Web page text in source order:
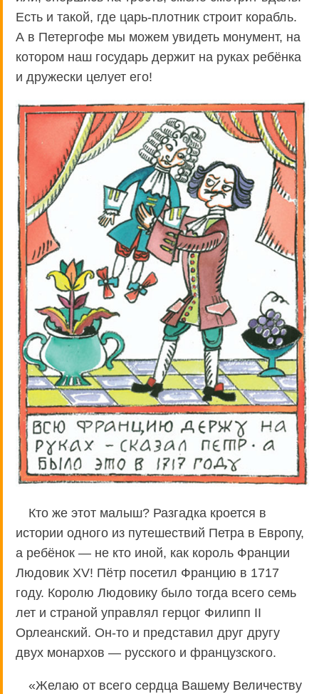
Есть и такой, где царь-плотник строит корабль.
А в Петергофе мы можем увидеть монумент, на
котором наш государь держит на руках ребёнка
и дружески целует его!
Кто же этот малыш? Разгадка кроется в
истории одного из путешествий Петра в Европу,
а ребёнок — не кто иной, как король Франции
Людовик XV! Пётр посетил Францию в 1717
году. Королю Людовику было тогда всего семь
лет и страной управлял герцог Филипп II
Орлеанский. Он-то и представил друг другу
двух монархов — русского и французского.
«Желаю от всего сердца Вашему Величеству